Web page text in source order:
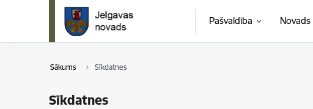
Pāriet uz lapas saturu
Pašvaldība Novads
Sākums Sīkdatnes
Sīkdatnes